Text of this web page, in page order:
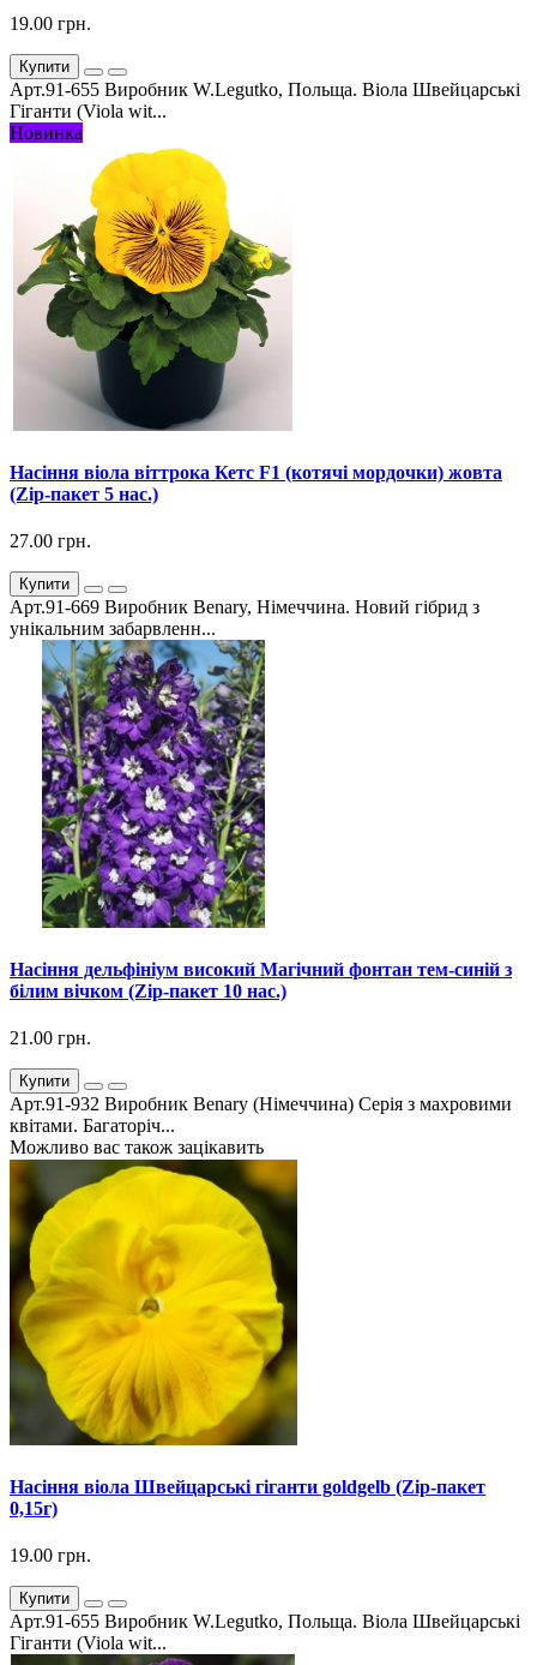
19.00 грн.
Купити
Арт.91-655 Виробник W.Legutko, Польща. Віола Швейцарські
Гіганти (Viola wit...
Новинка
Насіння віола віттрока Кетс F1 (котячі мордочки) жовта
(Zip-пакет 5 нас.)
27.00 грн.
Купити
Арт.91-669 Виробник Benary, Німеччина. Новий гібрид з
унікальним забарвленн...
Насіння дельфініум високий Магічний фонтан тем-синій з
білим вічком (Zip-пакет 10 нас.)
21.00 грн.
Купити
Арт.91-932 Виробник Benary (Німеччина) Серія з махровими
квітами. Багаторіч...
Можливо вас також зацікавить
Насіння віола Швейцарські гіганти goldgelb (Zip-пакет
0,15г)
19.00 грн.
Купити
Арт.91-655 Виробник W.Legutko, Польща. Віола Швейцарські
Гіганти (Viola wit...